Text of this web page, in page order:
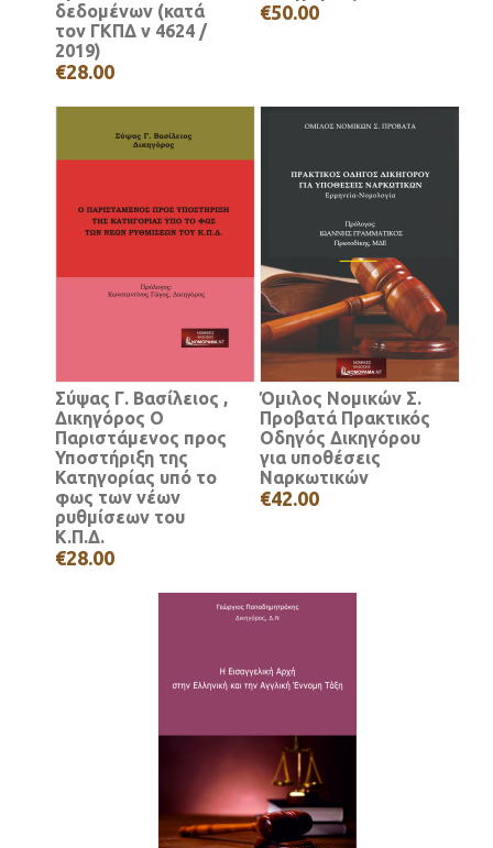
δεδομένων (κατά
τον ΓΚΠΔ ν 4624 /
2019)
€28.00
€50.00
Σύψας Γ. Βασίλειος ,
Δικηγόρος Ο
Παριστάμενος προς
Υποστήριξη της
Κατηγορίας υπό το
φως των νέων
ρυθμίσεων του
Κ.Π.Δ.
€28.00
Όμιλος Νομικών Σ.
Προβατά Πρακτικός
Οδηγός Δικηγόρου
για υποθέσεις
Ναρκωτικών
€42.00